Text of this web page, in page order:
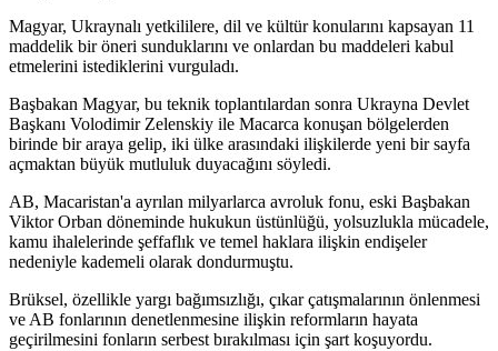
Magyar, Ukraynalı yetkililere, dil ve kültür konularını kapsayan 11
maddelik bir öneri sunduklarını ve onlardan bu maddeleri kabul
etmelerini istediklerini vurguladı.
Başbakan Magyar, bu teknik toplantılardan sonra Ukrayna Devlet
Başkanı Volodimir Zelenskiy ile Macarca konuşan bölgelerden
birinde bir araya gelip, iki ülke arasındaki ilişkilerde yeni bir sayfa
açmaktan büyük mutluluk duyacağını söyledi.
AB, Macaristan'a ayrılan milyarlarca avroluk fonu, eski Başbakan
Viktor Orban döneminde hukukun üstünlüğü, yolsuzlukla mücadele,
kamu ihalelerinde şeffaflık ve temel haklara ilişkin endişeler
nedeniyle kademeli olarak dondurmuştu.
Brüksel, özellikle yargı bağımsızlığı, çıkar çatışmalarının önlenmesi
ve AB fonlarının denetlenmesine ilişkin reformların hayata
geçirilmesini fonların serbest bırakılması için şart koşuyordu.